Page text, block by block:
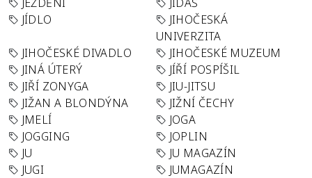
JÍDLO
JIHOČESKÁ
UNIVERZITA
JIHOČESKÉ DIVADLO
JIHOČESKÉ MUZEUM
JINÁ ÚTERÝ
JÍŘÍ POSPÍŠIL
JIŘÍ ZONYGA
JIU-JITSU
JIŽAN A BLONDÝNA
JIŽNÍ ČECHY
JMELÍ
JOGA
JOGGING
JOPLIN
JU
JU MAGAZÍN
JUGI
JUMAGAZÍN